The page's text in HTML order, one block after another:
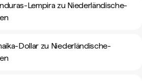
Lempira zu Niederländische-
Dollar zu Niederländische-